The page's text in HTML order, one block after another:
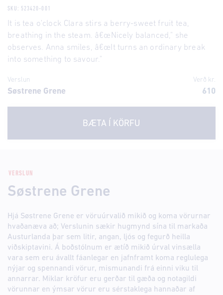
SKU: 523420-001
It is tea o'clock Clara stirs a berry-sweet fruit tea,
breathing in the steam. â€œNicely balanced," she
observes. Anna smiles, â€œIt turns an ordinary break
into something to savour."
Verslun Verð kr.
Søstrene Grene 610
BÆTA Í KÖRFU
VERSLUN
Søstrene Grene
Hjá Søstrene Grene er vöruúrvalið mikið og koma vörurnar
hvaðanæva að; Verslunin sækir hugmynd sína til markaða
Austurlanda þar sem litir, angan, ljós og fegurð heilla
viðskiptavini. Á boðstólnum er ætíð mikið úrval vinsælla
vara sem eru ávallt fáanlegar en jafnframt koma reglulega
nýjar og spennandi vörur, mismunandi frá einni viku til
annarrar. Miklar kröfur eru gerðar til gæða og notagildi
vörunnar en ýmsar vörur eru sérstaklega hannaðar af